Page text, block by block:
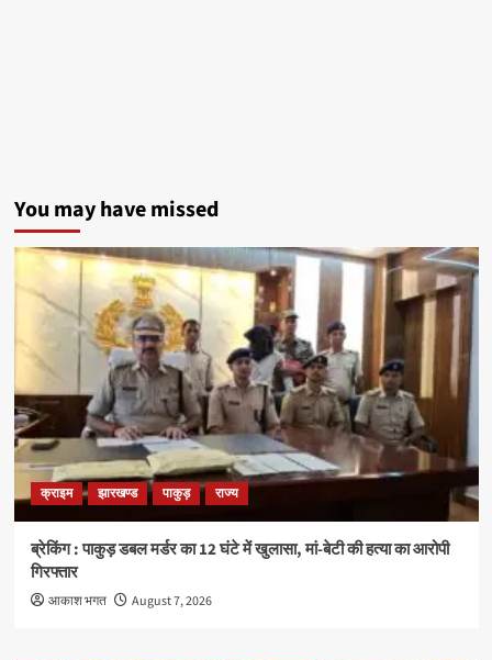
You may have missed
क्राइम झारखण्ड पाकुड़ राज्य
ब्रेकिंग : पाकुड़ डबल मर्डर का 12 घंटे में खुलासा, मां-बेटी की हत्या का आरोपी
गिरफ्तार
आकाश भगत August 7, 2026